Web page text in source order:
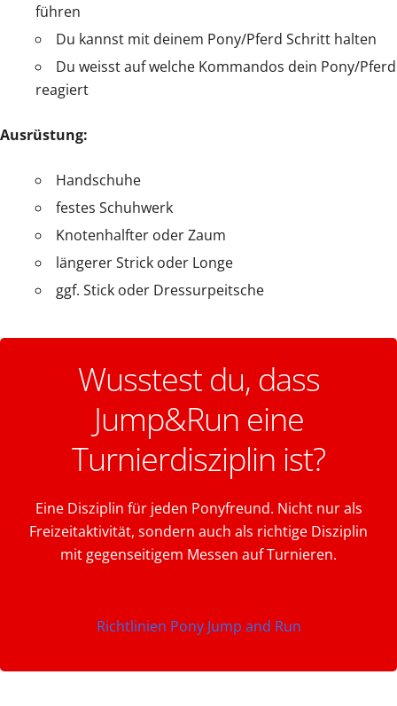
führen
Du kannst mit deinem Pony/Pferd Schritt halten
Du weisst auf welche Kommandos dein Pony/Pferd
reagiert
Ausrüstung:
Handschuhe
festes Schuhwerk
Knotenhalfter oder Zaum
längerer Strick oder Longe
ggf. Stick oder Dressurpeitsche
Wusstest du, dass
Jump&Run eine
Turnierdisziplin ist?
Eine Disziplin für jeden Ponyfreund. Nicht nur als
Freizeitaktivität, sondern auch als richtige Disziplin
mit gegenseitigem Messen auf Turnieren.
Richtlinien Pony Jump and Run